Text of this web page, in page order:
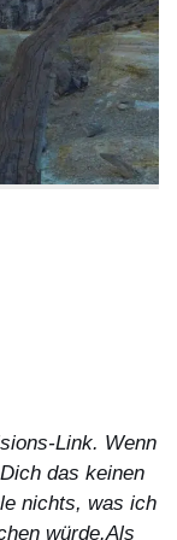
Link. Wenn
das keinen
nichts, was ich
würde.Als